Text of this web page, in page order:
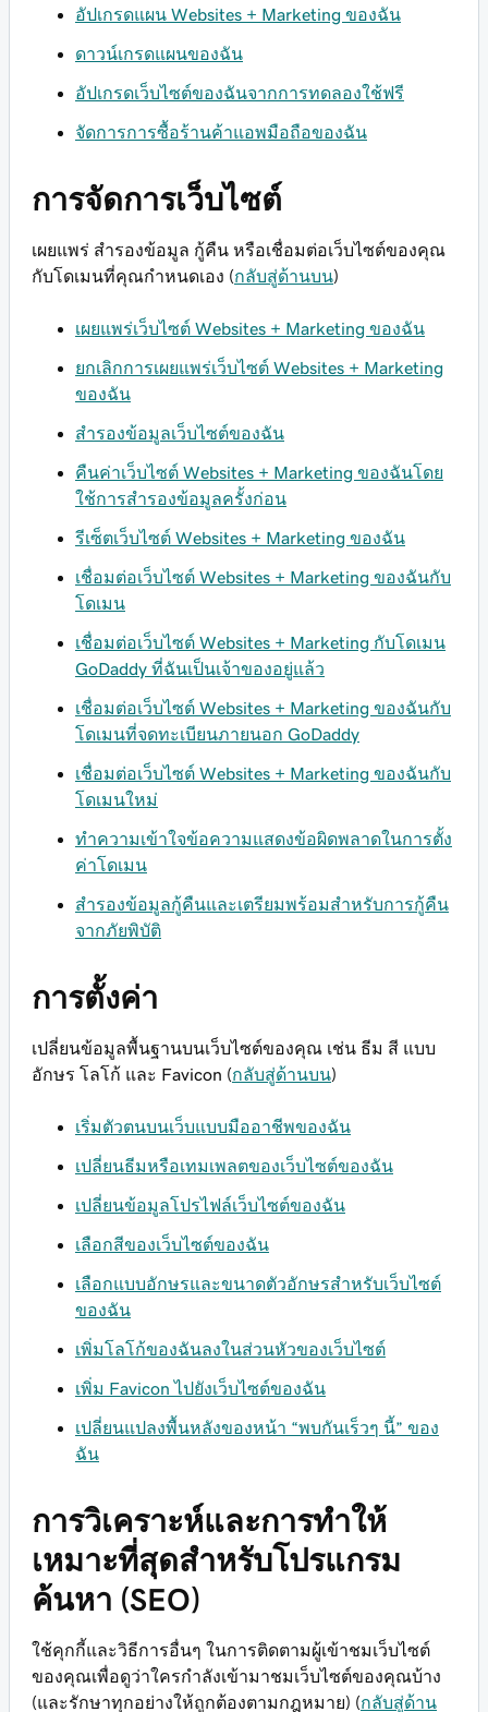
อัปเกรดแผน Websites + Marketing ของฉัน
ดาวน์เกรดแผนของฉัน
อัปเกรดเว็บไซต์ของฉันจากการทดลองใช้ฟรี
จัดการการซื้อร้านค้าแอพมือถือของฉัน
การจัดการเว็บไซต์
เผยแพร่ สำรองข้อมูล กู้คืน หรือเชื่อมต่อเว็บไซต์ของคุณ
กับโดเมนที่คุณกำหนดเอง (กลับสู่ด้านบน)
เผยแพร่เว็บไซต์ Websites + Marketing ของฉัน
ยกเลิกการเผยแพร่เว็บไซต์ Websites + Marketing
ของฉัน
สำรองข้อมูลเว็บไซต์ของฉัน
คืนค่าเว็บไซต์ Websites + Marketing ของฉันโดย
ใช้การสำรองข้อมูลครั้งก่อน
รีเซ็ตเว็บไซต์ Websites + Marketing ของฉัน
เชื่อมต่อเว็บไซต์ Websites + Marketing ของฉันกับ
โดเมน
เชื่อมต่อเว็บไซต์ Websites + Marketing กับโดเมน
GoDaddy ที่ฉันเป็นเจ้าของอยู่แล้ว
เชื่อมต่อเว็บไซต์ Websites + Marketing ของฉันกับ
โดเมนที่จดทะเบียนภายนอก GoDaddy
เชื่อมต่อเว็บไซต์ Websites + Marketing ของฉันกับ
โดเมนใหม่
ทำความเข้าใจข้อความแสดงข้อผิดพลาดในการตั้ง
ค่าโดเมน
สำรองข้อมูลกู้คืนและเตรียมพร้อมสำหรับการกู้คืน
จากภัยพิบัติ
การตั้งค่า
เปลี่ยนข้อมูลพื้นฐานบนเว็บไซต์ของคุณ เช่น ธีม สี แบบ
อักษร โลโก้ และ Favicon (กลับสู่ด้านบน)
เริ่มตัวตนบนเว็บแบบมืออาชีพของฉัน
เปลี่ยนธีมหรือเทมเพลตของเว็บไซต์ของฉัน
เปลี่ยนข้อมูลโปรไฟล์เว็บไซต์ของฉัน
เลือกสีของเว็บไซต์ของฉัน
เลือกแบบอักษรและขนาดตัวอักษรสำหรับเว็บไซต์
ของฉัน
เพิ่มโลโก้ของฉันลงในส่วนหัวของเว็บไซต์
เพิ่ม Favicon ไปยังเว็บไซต์ของฉัน
เปลี่ยนแปลงพื้นหลังของหน้า “พบกันเร็วๆ นี้” ของ
ฉัน
การวิเคราะห์และการทำให้
เหมาะที่สุดสำหรับโปรแกรม
ค้นหา (SEO)
ใช้คุกกี้และวิธีการอื่นๆ ในการติดตามผู้เข้าชมเว็บไซต์
ของคุณเพื่อดูว่าใครกำลังเข้ามาชมเว็บไซต์ของคุณบ้าง
(และรักษาทุกอย่างให้ถูกต้องตามกฎหมาย) (กลับสู่ด้าน